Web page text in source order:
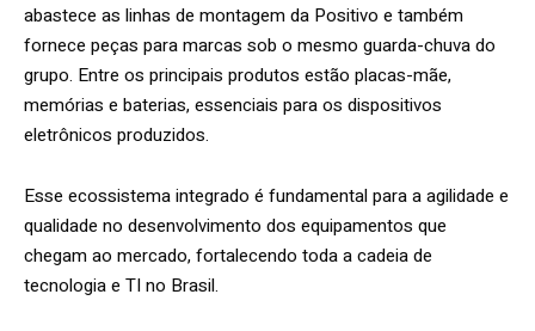
abastece as linhas de montagem da Positivo e também
fornece peças para marcas sob o mesmo guarda-chuva do
grupo. Entre os principais produtos estão placas-mãe,
memórias e baterias, essenciais para os dispositivos
eletrônicos produzidos.
Esse ecossistema integrado é fundamental para a agilidade e
qualidade no desenvolvimento dos equipamentos que
chegam ao mercado, fortalecendo toda a cadeia de
tecnologia e TI no Brasil.